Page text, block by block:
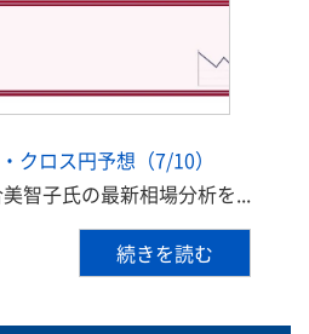
クロス円予想（7/10）
智子氏の最新相場分析を...
続きを読む